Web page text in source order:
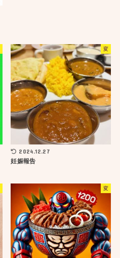
変
2024.12.27
妊娠報告
変